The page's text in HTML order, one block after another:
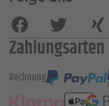
Zahlungsarten
Rechnung